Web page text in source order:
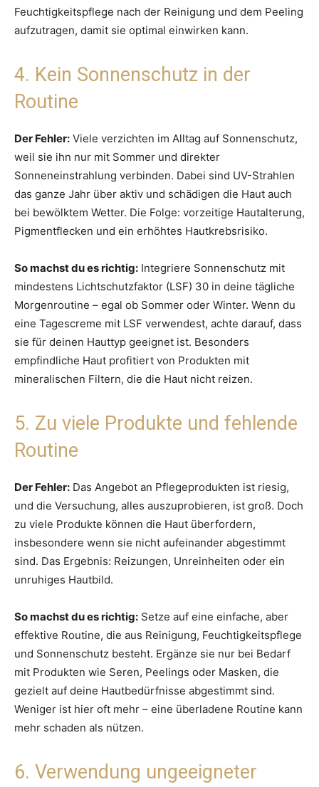
Feuchtigkeitspflege nach der Reinigung und dem Peeling
aufzutragen, damit sie optimal einwirken kann.
4. Kein Sonnenschutz in der
Routine
Der Fehler: Viele verzichten im Alltag auf Sonnenschutz,
weil sie ihn nur mit Sommer und direkter
Sonneneinstrahlung verbinden. Dabei sind UV-Strahlen
das ganze Jahr über aktiv und schädigen die Haut auch
bei bewölktem Wetter. Die Folge: vorzeitige Hautalterung,
Pigmentflecken und ein erhöhtes Hautkrebsrisiko.
So machst du es richtig: Integriere Sonnenschutz mit
mindestens Lichtschutzfaktor (LSF) 30 in deine tägliche
Morgenroutine – egal ob Sommer oder Winter. Wenn du
eine Tagescreme mit LSF verwendest, achte darauf, dass
sie für deinen Hauttyp geeignet ist. Besonders
empfindliche Haut profitiert von Produkten mit
mineralischen Filtern, die die Haut nicht reizen.
5. Zu viele Produkte und fehlende
Routine
Der Fehler: Das Angebot an Pflegeprodukten ist riesig,
und die Versuchung, alles auszuprobieren, ist groß. Doch
zu viele Produkte können die Haut überfordern,
insbesondere wenn sie nicht aufeinander abgestimmt
sind. Das Ergebnis: Reizungen, Unreinheiten oder ein
unruhiges Hautbild.
So machst du es richtig: Setze auf eine einfache, aber
effektive Routine, die aus Reinigung, Feuchtigkeitspflege
und Sonnenschutz besteht. Ergänze sie nur bei Bedarf
mit Produkten wie Seren, Peelings oder Masken, die
gezielt auf deine Hautbedürfnisse abgestimmt sind.
Weniger ist hier oft mehr – eine überladene Routine kann
mehr schaden als nützen.
6. Verwendung ungeeigneter